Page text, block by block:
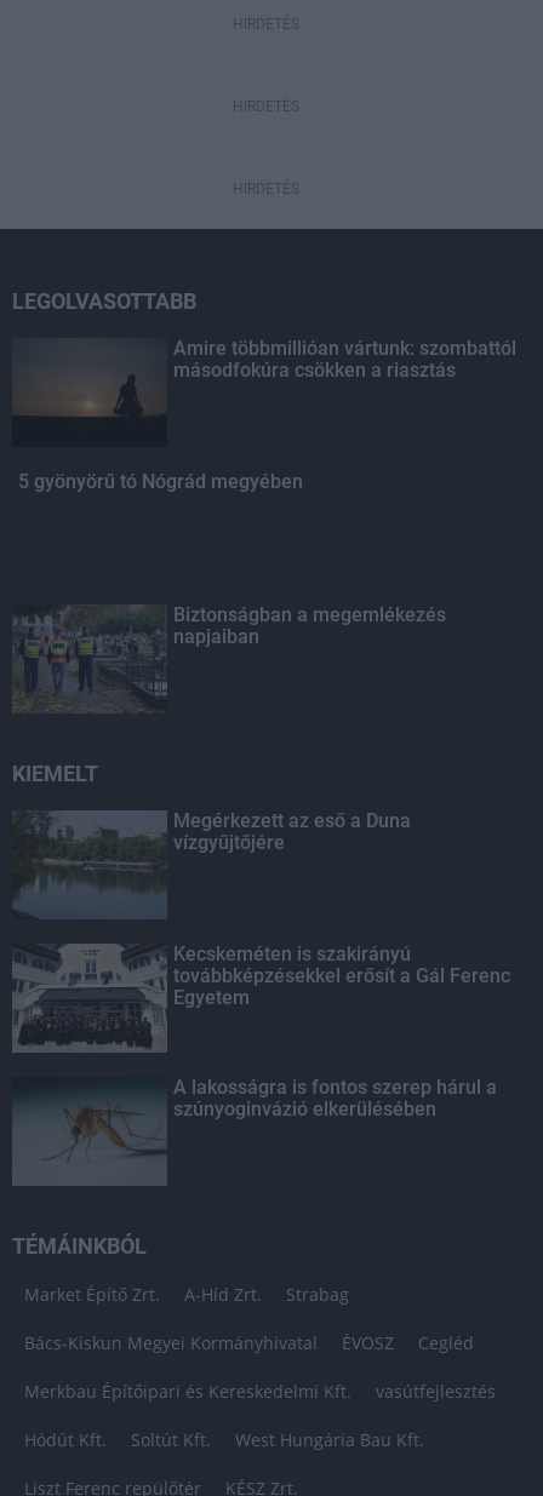
HIRDETÉS
HIRDETÉS
HIRDETÉS
LEGOLVASOTTABB
Amire többmillióan vártunk: szombattól
másodfokúra csökken a riasztás
5 gyönyörű tó Nógrád megyében
Biztonságban a megemlékezés
napjaiban
KIEMELT
Megérkezett az eső a Duna
vízgyűjtőjére
Kecskeméten is szakirányú
továbbképzésekkel erősít a Gál Ferenc
Egyetem
A lakosságra is fontos szerep hárul a
szúnyoginvázió elkerülésében
TÉMÁINKBÓL
Market Építő Zrt. A-Híd Zrt. Strabag
Bács-Kiskun Megyei Kormányhivatal ÉVOSZ Cegléd
Merkbau Építőipari és Kereskedelmi Kft. vasútfejlesztés
Hódút Kft. Soltút Kft. West Hungária Bau Kft.
Liszt Ferenc repülőtér KÉSZ Zrt.